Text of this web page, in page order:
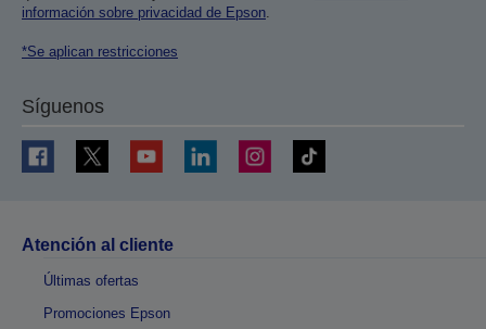
información sobre privacidad de Epson.
*Se aplican restricciones
Síguenos
Atención al cliente
Últimas ofertas
Promociones Epson